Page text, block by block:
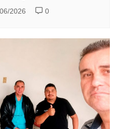
2026 0